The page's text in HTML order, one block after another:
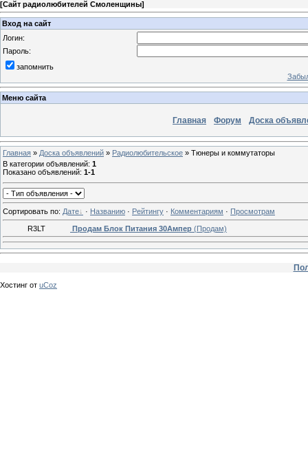
[Сайт радиолюбителей Смоленщины]
Вход на сайт
Логин:
Пароль:
запомнить
Меню сайта
Главная Форум Доска
Главная » Доска объявлений » Радиолюбительское » Тюнеры и коммутаторы
В категории объявлений: 1
Показано объявлений: 1-1
Сортировать по: Дате · Названию · Рейтингу · Комментариям · Просмотрам
R3LT Продам Блок Питания 30Ампер (Продам)
Хостинг от uCoz